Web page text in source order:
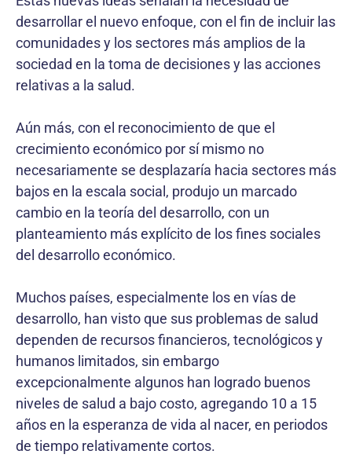
desarrollar el nuevo enfoque, con el fin de incluir las
comunidades y los sectores más amplios de la
sociedad en la toma de decisiones y las acciones
relativas a la salud.
Aún más, con el reconocimiento de que el
crecimiento económico por sí mismo no
necesariamente se desplazaría hacia sectores más
bajos en la escala social, produjo un marcado
cambio en la teoría del desarrollo, con un
planteamiento más explícito de los fines sociales
del desarrollo económico.
Muchos países, especialmente los en vías de
desarrollo, han visto que sus problemas de salud
dependen de recursos financieros, tecnológicos y
humanos limitados, sin embargo
excepcionalmente algunos han logrado buenos
niveles de salud a bajo costo, agregando 10 a 15
años en la esperanza de vida al nacer, en periodos
de tiempo relativamente cortos.